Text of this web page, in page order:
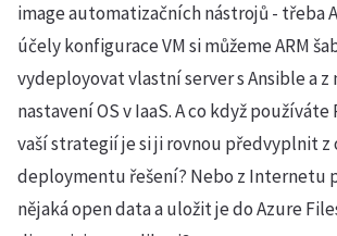
image automatizačních nástrojů - třeba
účely konfigurace VM si můžeme ARM
vydeployovat vlastní server s Ansible a z
nastavení OS v IaaS. A co když používáte
vaší strategií je si ji rovnou předvyplnit z
deploymentu řešení? Nebo z Internetu
nějaká open data a uložit je do Azure